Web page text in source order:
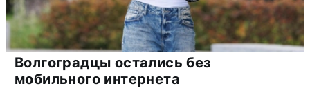
Волгоградцы остались без
мобильного интернета